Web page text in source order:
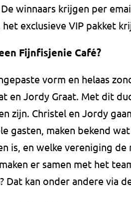
winnaars krijgen per
exclusieve VIP pakket
Fijnfisjenie Café?
vorm en helaas
en Jordy Graat. Met dit
zijn. Christel en Jordy
gasten, maken bekend
is, en welke vereniging
er samen met het
Dat kan onder andere via